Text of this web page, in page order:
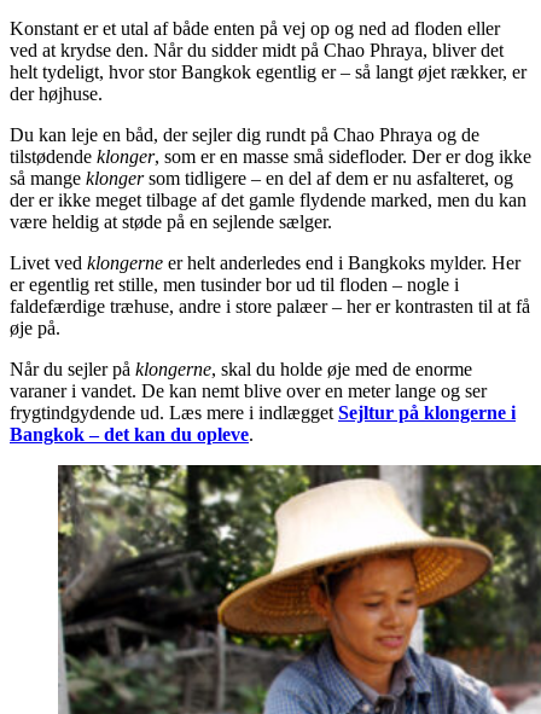
Konstant er et utal af både enten på vej op og ned ad floden eller
ved at krydse den. Når du sidder midt på Chao Phraya, bliver det
helt tydeligt, hvor stor Bangkok egentlig er – så langt øjet rækker, er
der højhuse.
Du kan leje en båd, der sejler dig rundt på Chao Phraya og de
tilstødende klonger, som er en masse små sidefloder. Der er dog ikke
så mange klongersom tidligere – en del af dem er nu asfalteret, og
der er ikke meget tilbage af det gamle flydende marked, men du kan
være heldig at støde på en sejlende sælger.
Livet ved klongerne er helt anderledes end i Bangkoks mylder. Her
er egentlig ret stille, men tusinder bor ud til floden – nogle i
faldefærdige træhuse, andre i store palæer – her er kontrasten til at få
øje på.
Når du sejler på klongerne, skal du holde øje med de enorme
varaner i vandet. De kan nemt blive over en meter lange og ser
frygtindgydende ud. Læs mere i indlægget Sejltur på klongerne i
Bangkok – det kan du opleve.